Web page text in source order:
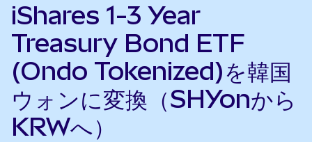
iShares 1-3 Year
Treasury Bond ETF
(Ondo Tokenized)を韓国
ウォンに変換（SHYonから
KRWへ）